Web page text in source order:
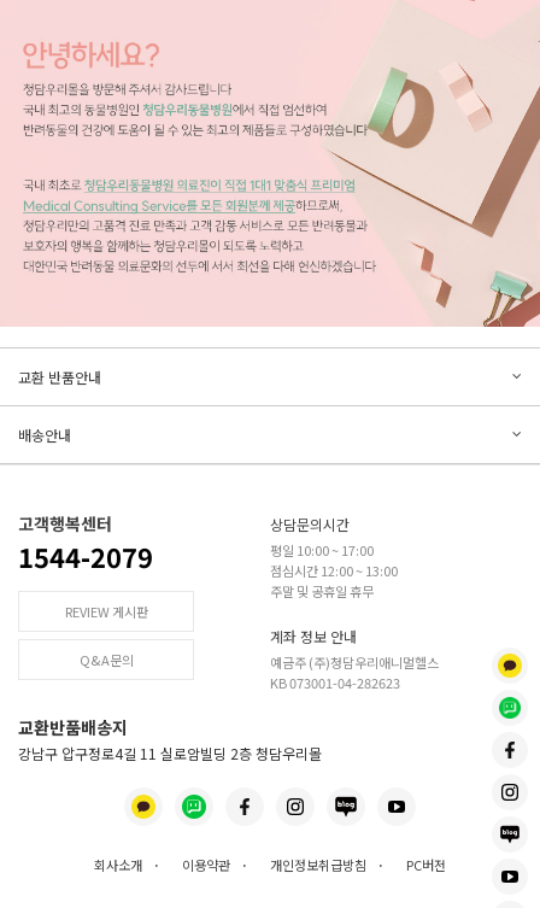
교환 반품안내
배송안내
고객행복센터
1544-2079
REVIEW 게시판
Q&A문의
상담문의시간
평일 10:00 ~ 17:00
점심시간 12:00 ~ 13:00
주말 및 공휴일 휴무
계좌 정보 안내
예금주 (주)청담우리애니멀헬스
KB 073001-04-282623
교환반품배송지
강남구 압구정로4길 11 실로암빌딩 2층 청담우리몰
회사소개 · 이용약관 · 개인정보취급방침 · PC버전